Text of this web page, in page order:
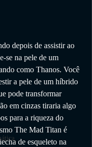
depois de assistir ao
se na pele de um
como Thanos. Você
a pele de um híbrido
pode transformar
em cinzas tiraria algo
para a riqueza do
The Mad Titan é
de esqueleto na